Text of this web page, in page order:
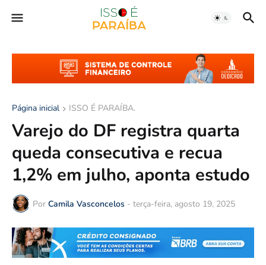
Página inicial ISSO É PARAÍBA.
Varejo do DF registra quarta
queda consecutiva e recua
1,2% em julho, aponta estudo
Por Camila Vasconcelos - terça-feira, agosto 19, 2025